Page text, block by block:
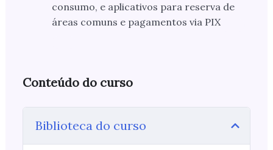
consumo, e aplicativos para reserva de
áreas comuns e pagamentos via PIX
Conteúdo do curso
Biblioteca do curso